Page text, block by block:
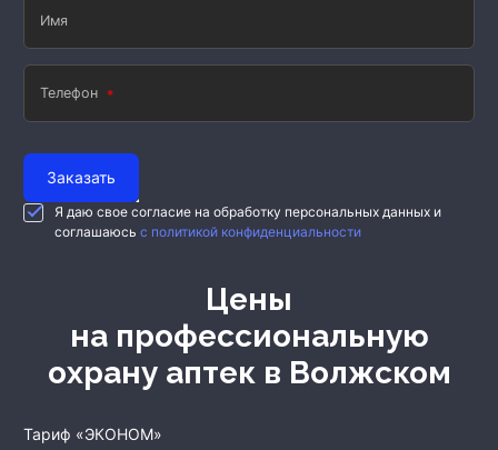
Имя
Телефон
Заказать
Я даю свое согласие на обработку персональных данных и
соглашаюсь с политикой конфиденциальности
Цены
на профессиональную
охрану аптек в Волжском
Тариф «ЭКОНОМ»